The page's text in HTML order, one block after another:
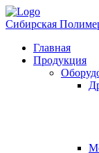
Сибирская
Главная
Продукция